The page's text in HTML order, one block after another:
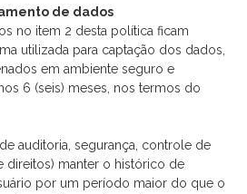
de dados
no item 2 desta política ficam
utilizada para captação dos dados,
em ambiente seguro e
6 (seis) meses, nos termos do
auditoria, segurança, controle de
direitos) manter o histórico de
por um período maior do que o